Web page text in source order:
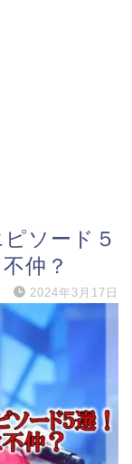
ソード５
仲？
2024年3月17日